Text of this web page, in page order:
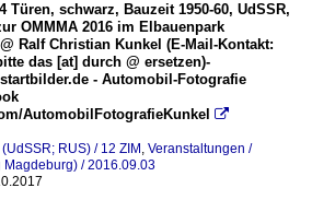
Türen, schwarz, Bauzeit 1950-60, UdSSR,
OMMMA 2016 im Elbauenpark
Ralf Christian Kunkel (E-Mail-Kontakt:
das [at] durch @ ersetzen)-
- Automobil-Fotografie
AutomobilFotografieKunkel

RUS) / 12 ZIM , Veranstaltungen /
Magdeburg) / 2016.09.03